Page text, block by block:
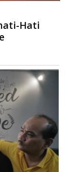
Izin Taksi
Hati